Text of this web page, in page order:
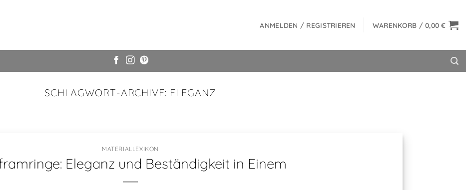
ANMELDEN / REGISTRIEREN WARENKORB /0,00€
SCHLAGWORT-ARCHIVE: ELEGANZ
MATERIALLEXIKON
Weiterlesen →
MATERIALLEXIKON
Eleganz und Beständigkeit in Einem